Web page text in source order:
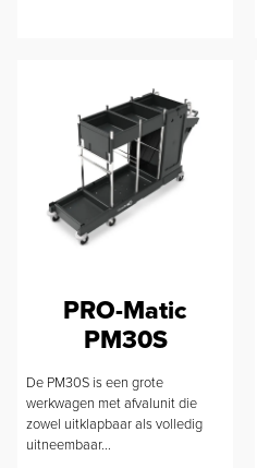
PRO-Matic
PM30S
De PM30S is een grote
werkwagen met afvalunit die
zowel uitklapbaar als volledig
uitneembaar...